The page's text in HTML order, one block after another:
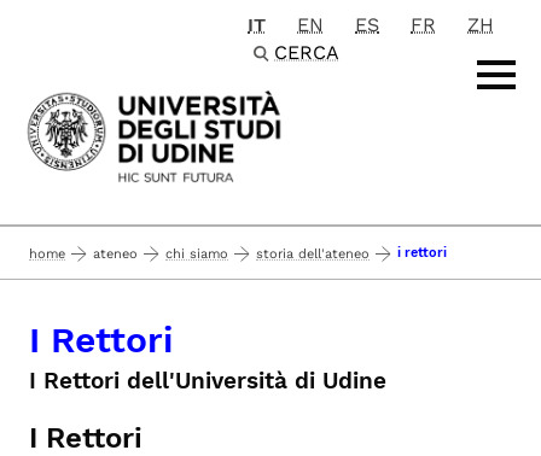
Passa al contenuto principale
IT EN ES FR
ZH
CERCA
home ateneo chi siamo storia dell'ateneo i rettori
I Rettori
I Rettori dell'Università di Udine
I Rettori